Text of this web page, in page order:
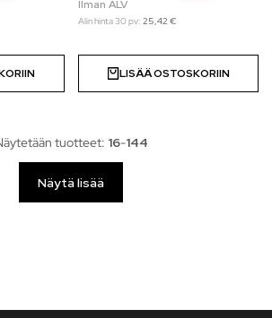
Alin hinta 30 pv: 25,42 €
LISÄÄ OSTOSKORIIN
tuotteet: 16-144
Näytä lisää